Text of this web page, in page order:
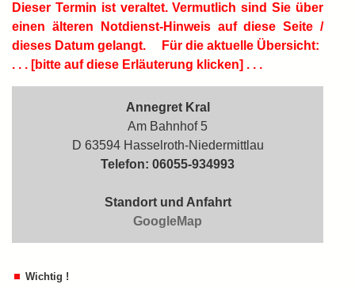
Dieser Termin ist veraltet.Vermutlich sind Sie über
einen älteren Notdienst-Hinweis auf diese Seite /
dieses Datum gelangt.
Für die aktuelle Übersicht:
. . . [bitte auf diese Erläuterung klicken] . . .
Annegret Kral
Am Bahnhof 5
D 63594 Hasselroth-Niedermittlau
Telefon: 06055-934993
Standort und Anfahrt
GoogleMap
Wichtig !